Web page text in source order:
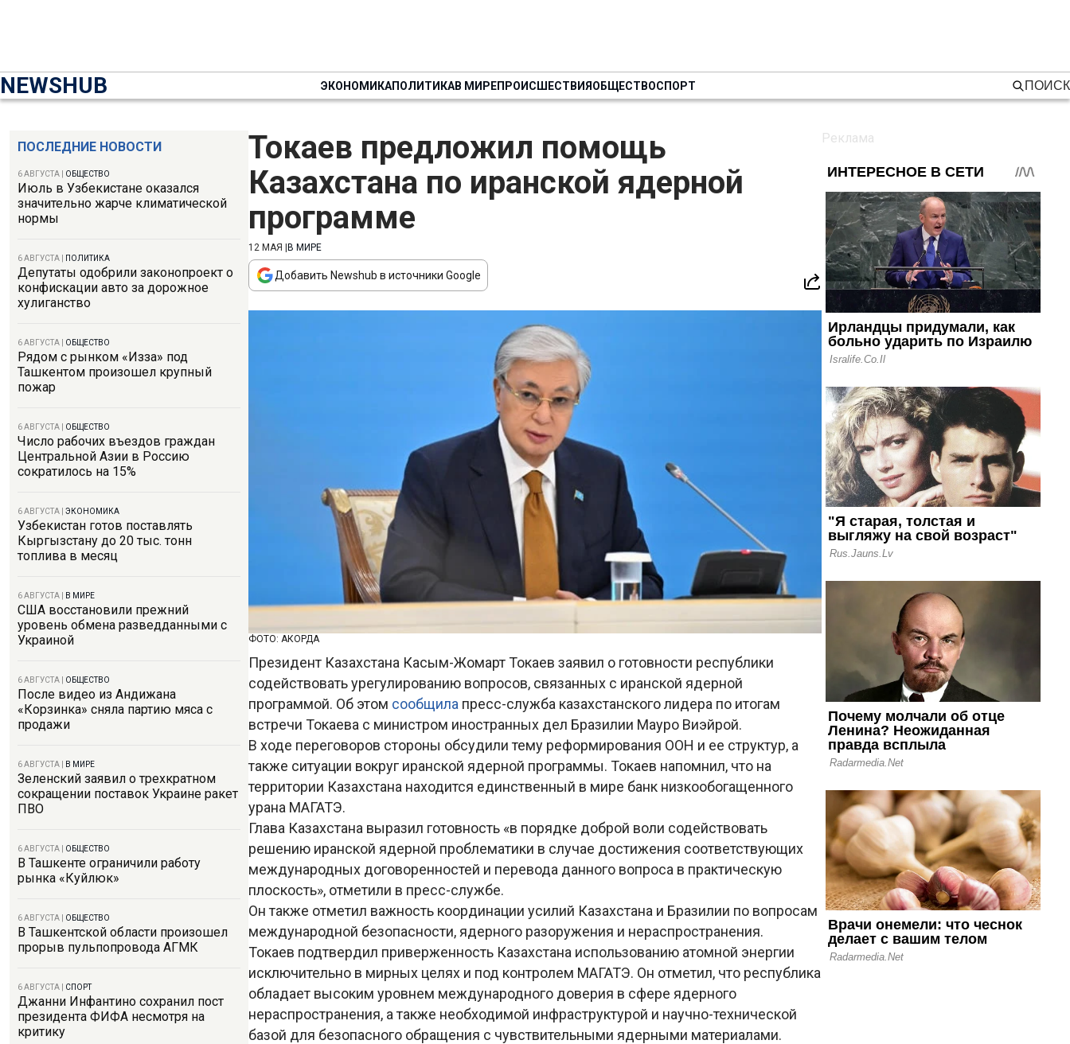
NEWSHUB ЭКОНОМИКАПОЛИТИКАВ МИРЕПРОИСШЕСТВИЯОБЩЕСТВОСПОРТ ПОИСК
ПОСЛЕДНИЕ НОВОСТИ
6 АВГУСТА ОБЩЕСТВО
Июль в Узбекистане оказался
значительно жарче климатической
нормы
6 АВГУСТА ПОЛИТИКА
Депутаты одобрили законопроект о
конфискации авто за дорожное
хулиганство
6 АВГУСТА ОБЩЕСТВО
Рядом с рынком «Изза» под
Ташкентом произошел крупный
пожар
6 АВГУСТА ОБЩЕСТВО
Число рабочих въездов граждан
Центральной Азии в Россию
сократилось на 15%
6 АВГУСТА ЭКОНОМИКА
Узбекистан готов поставлять
Кыргызстану до 20 тыс. тонн
топлива в месяц
6 АВГУСТА В МИРЕ
США восстановили прежний
уровень обмена разведданными с
Украиной
6 АВГУСТА ОБЩЕСТВО
После видео из Андижана
«Корзинка» сняла партию мяса с
продажи
6 АВГУСТА В МИРЕ
Зеленский заявил о трехкратном
сокращении поставок Украине ракет
ПВО
6 АВГУСТА ОБЩЕСТВО
В Ташкенте ограничили работу
рынка «Куйлюк»
6 АВГУСТА ОБЩЕСТВО
В Ташкентской области произошел
прорыв пульпопровода АГМК
6 АВГУСТА СПОРТ
Джанни Инфантино сохранил пост
президента ФИФА несмотря на
критику
Токаев предложил помощь
Казахстана по иранской ядерной
программе
12 МАЯ В МИРЕ
Добавить Newshub в источники Google
ФОТО: АКОРДА
Президент Казахстана Касым-Жомарт Токаев заявил о готовности республики
содействовать урегулированию вопросов, связанных с иранской ядерной
программой. Об этом сообщила пресс-служба казахстанского лидера по итогам
встречи Токаева с министром иностранных дел Бразилии Мауро Виэйрой.
В ходе переговоров стороны обсудили тему реформирования ООН и ее структур, а
также ситуации вокруг иранской ядерной программы. Токаев напомнил, что на
территории Казахстана находится единственный в мире банк низкообогащенного
урана МАГАТЭ.
Глава Казахстана выразил готовность «в порядке доброй воли содействовать
решению иранской ядерной проблематики в случае достижения соответствующих
международных договоренностей и перевода данного вопроса в практическую
плоскость», отметили в пресс-службе.
Он также отметил важность координации усилий Казахстана и Бразилии по вопросам
международной безопасности, ядерного разоружения и нераспространения.
Токаев подтвердил приверженность Казахстана использованию атомной энергии
исключительно в мирных целях и под контролем МАГАТЭ. Он отметил, что республика
обладает высоким уровнем международного доверия в сфере ядерного
нераспространения, а также необходимой инфраструктурой и научно-технической
базой для безопасного обращения с чувствительными ядерными материалами.